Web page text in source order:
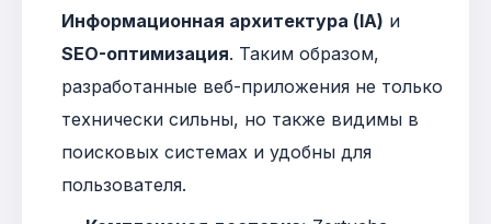
Информационная архитектура (IA) и
SEO-оптимизация. Таким образом,
разработанные веб-приложения не только
технически сильны, но также видимы в
поисковых системах и удобны для
пользователя.